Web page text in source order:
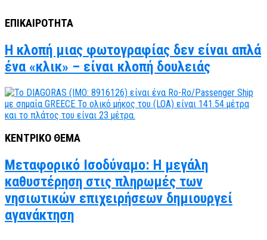
ΕΠΙΚΑΙΡΟΤΗΤΑ
Η κλοπή μιας φωτογραφίας δεν είναι απλά
ένα «κλικ» – είναι κλοπή δουλειάς
ΚΕΝΤΡΙΚΟ ΘΕΜΑ
Μεταφορικό Ισοδύναμο: Η μεγάλη
καθυστέρηση στις πληρωμές των
νησιωτικών επιχειρήσεων δημιουργεί
αγανάκτηση